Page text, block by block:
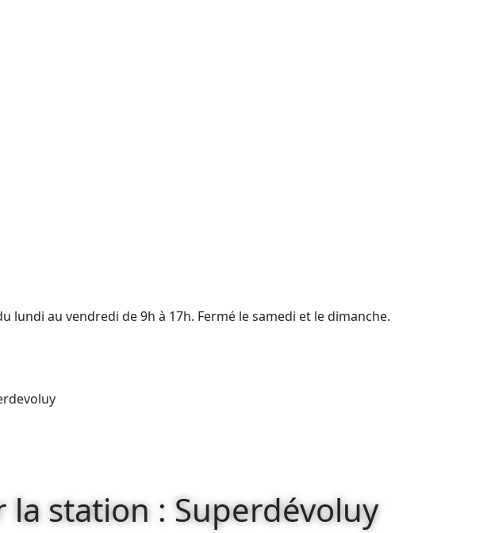
lundi au vendredi de 9h à 17h. Fermé le samedi et le dimanche.
la station : Superdévoluy